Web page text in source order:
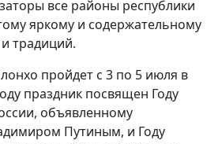
все районы республики
яркому и содержательному
традиций.
пройдет с 3 по 5 июля в
праздник посвящен Году
объявленному
Путиным, и Году